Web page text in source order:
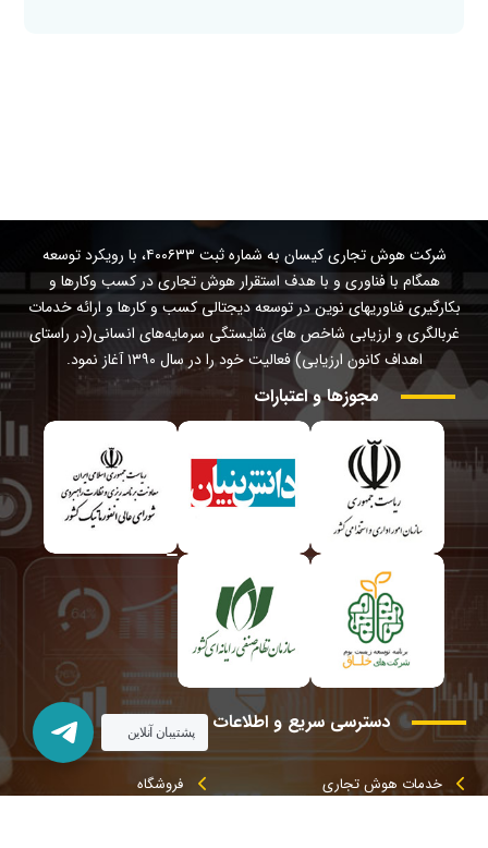
شرکت هوش تجاری کیسان به شماره ثبت ۴۰۰۶۳۳، با رویکرد توسعه
همگام با فناوری و با هدف استقرار هوش تجاری در کسب وکارها و
بکارگیری فناوریهای نوین در توسعه دیجتالی کسب و کارها و ارائه خدمات
غربالگری و ارزیابی شاخص های شایستگی سرمایه‌های انسانی(در راستای
اهداف کانون ارزیابی) فعالیت خود را در سال ۱۳۹۰ آغاز نمود.
مجوزها و اعتبارات
دسترسی سریع و اطلاعات تماس
خدمات هوش تجاری
فروشگاه
پشتیبان آنلاین